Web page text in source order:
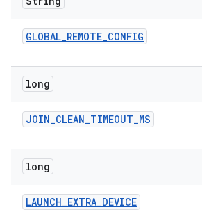
GLOBAL_REMOTE_CONFIG
long
JOIN_CLEAN_TIMEOUT_MS
long
LAUNCH_EXTRA_DEVICE